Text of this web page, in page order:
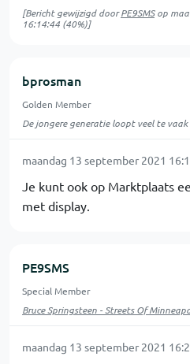
[Bericht gewijzigd doorPE9SMSop
16:14:44 (40%)]
bprosman
Golden Member
De jongere generatie loopt veel te vaak
maandag 13 september 2021
Je kunt ook op Marktplaats
met display.
PE9SMS
Special Member
Bruce Springsteen - Streets Of
maandag 13 september 2021